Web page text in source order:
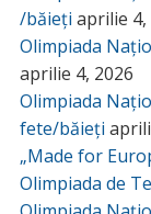
/băieți aprilie 4,
Olimpiada
aprilie 4, 2026
Olimpiada
fete/băieți
„Made for
Olimpiada de